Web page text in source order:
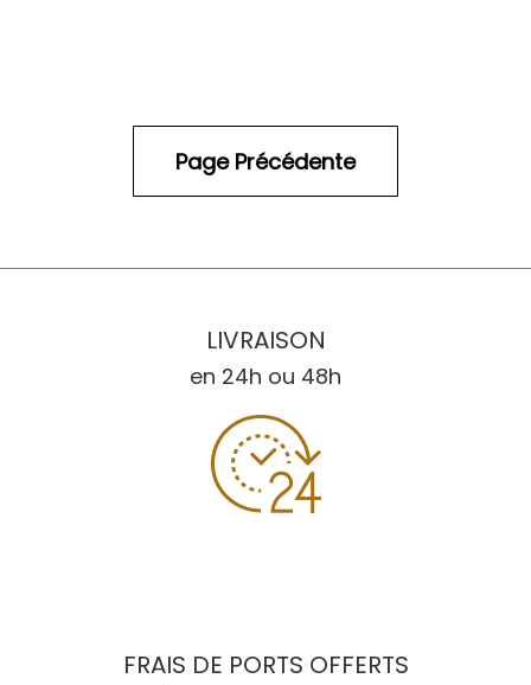
LIVRAISON
en 24h ou 48h
FRAIS DE PORTS OFFERTS